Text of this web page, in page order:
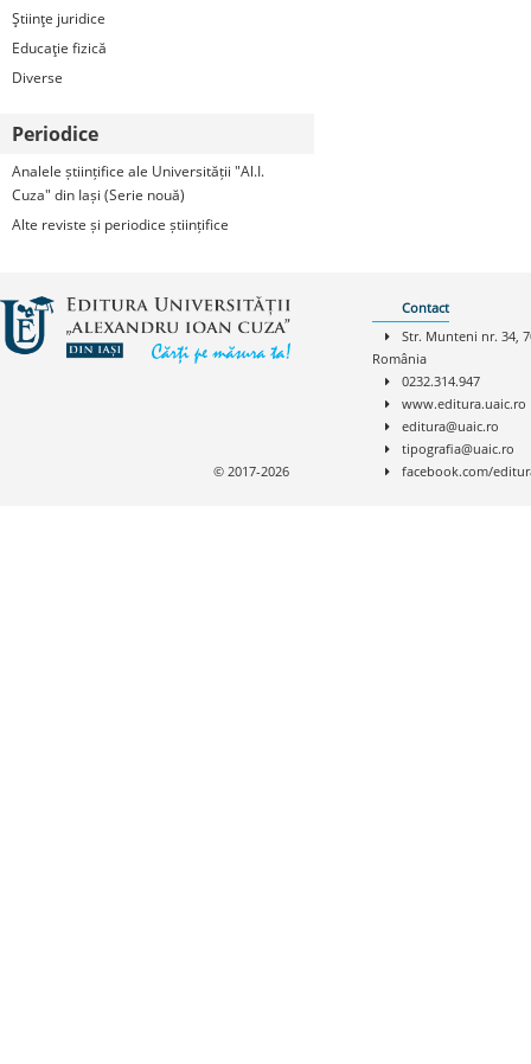
Ştiinţe juridice
Educaţie fizică
Diverse
Periodice
Analele științifice ale Universității "Al.I.
Cuza" din Iași (Serie nouă)
Alte reviste și periodice științifice
Contact
Str. Munteni nr. 34,
România
0232.314.947
www.editura.uaic.ro
editura@uaic.ro
tipografia@uaic.ro
facebook.com/
© 2017-2026